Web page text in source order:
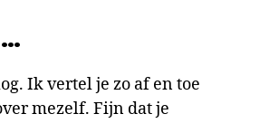
Ik vertel je zo af en toe
mezelf. Fijn dat je